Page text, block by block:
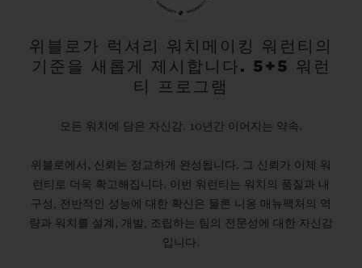
위블로가 럭셔리 워치메이킹 워런티의
기준을 새롭게 제시합니다. 5+5 워런
티 프로그램
모든 워치에 담은 자신감. 10년간 이어지는 약속.
위블로에서, 신뢰는 정교하게 완성됩니다. 그 신뢰가 이제 워
런티로 더욱 확고해집니다. 이번 워런티는 워치의 품질과 내
구성, 전반적인 성능에 대한 확신은 물론 니옹 매뉴팩처의 역
량과 워치를 설계, 개발, 조립하는 팀의 전문성에 대한 자신감
입니다.